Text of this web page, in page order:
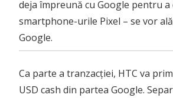
deja împreună cu Google pentru a
smartphone-urile Pixel – se vor
Google.
Ca parte a tranzacției, HTC va
USD cash din partea Google.